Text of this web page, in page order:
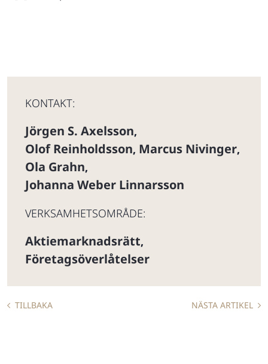
KONTAKT:
Jörgen S. Axelsson,
Olof Reinholdsson, Marcus Nivinger,
Ola Grahn,
Johanna Weber Linnarsson
VERKSAMHETSOMRÅDE:
Aktiemarknadsrätt,
Företagsöverlåtelser
TILLBAKA NÄSTA ARTIKEL